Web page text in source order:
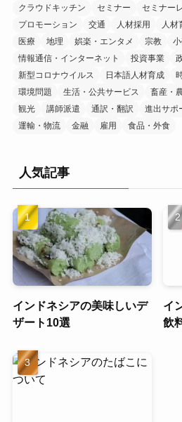
クラウドキッチン
セミナー セミナー
プロモーション
交通 人材採用 人材
医療
地理 娯楽・エンタメ 宗教
情報通信・インターネット
投資事業
新型コロナウイルス
日本語人材育成
環境問題
生活・公共サービス 畜産・
観光
講師派遣 通訳・翻訳
進出サポ
運輸・物流
金融 雇用 食品・外食
人気記事
インドネシアの美味しいデ
ザート10選
イ
飲